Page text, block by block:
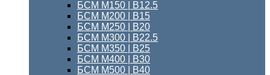
БСМ M150 | B12.5
БСМ М200 | В15
БСМ М250 | В20
БСМ М300 | В22.5
БСМ M350 | B25
БСМ М400 | B30
БСМ М500 | В40